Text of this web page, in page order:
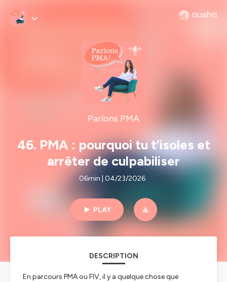
Parlons PMA
46. PMA : pourquoi tu t’isoles et
arrêter de culpabiliser
06min | 04/23/2026
PLAY
DESCRIPTION
En parcours PMA ou FIV, il y a quelque chose que